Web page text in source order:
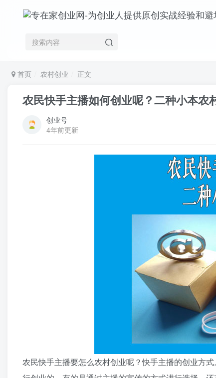
首页 农村创业 正文
农民快手主播如何创业呢？二种小本农
创业号
4年前更新
农民快手主播要怎么农村创业呢？快手主播的创业方